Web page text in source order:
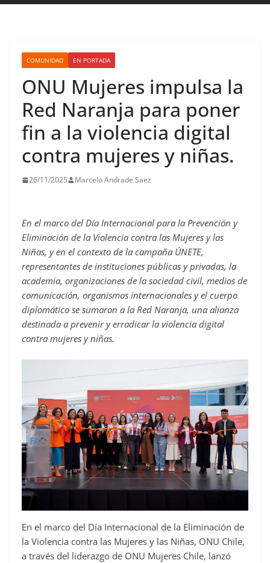
COMUNIDAD EN PORTADA
ONU Mujeres impulsa la
Red Naranja para poner
fin a la violencia digital
contra mujeres y niñas.
26/11/2025 Marcelo Andrade Saez
En el marco del Día Internacional para la Prevención y
Eliminación de la Violencia contra las Mujeres y las
Niñas, y en el contexto de la campaña ÚNETE,
representantes de instituciones públicas y privadas, la
academia, organizaciones de la sociedad civil, medios de
comunicación, organismos internacionales y el cuerpo
diplomático se sumaron a la Red Naranja, una alianza
destinada a prevenir y erradicar la violencia digital
contra mujeres y niñas.
En el marco del Día Internacional de la Eliminación de
la Violencia contra las Mujeres y las Niñas, ONU Chile,
a través del liderazgo de ONU Mujeres Chile, lanzó